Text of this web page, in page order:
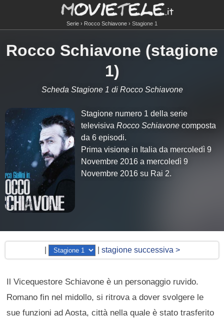
Serie Rocco Schiavone Stagione 1
Rocco Schiavone (stagione
1)
Scheda Stagione 1 di Rocco Schiavone
Stagione numero 1 della serie
televisivaRocco Schiavone composta
da 6 episodi.
Prima visione in Italia da mercoledì 9
Novembre 2016 a mercoledì 9
Novembre 2016 su Rai 2.
stagione successiva >
Il Vicequestore Schiavone è un personaggio ruvido.
Romano fin nel midollo, si ritrova a dover svolgere le
sue funzioni ad Aosta, città nella quale è stato trasferito